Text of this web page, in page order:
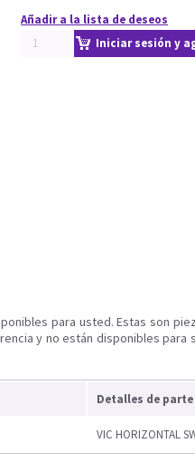
Añadir a la lista de deseos
Iniciar sesión y
para usted. Estas son
y no están disponibles para
Detalles de parte
VIC HORIZONTAL